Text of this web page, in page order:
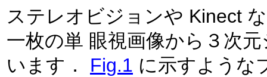
ステレオビジョンや Kinect
一枚の単 眼視画像から３次元シーンを再構成する研究を行なって
います． Fig.1 に示すような